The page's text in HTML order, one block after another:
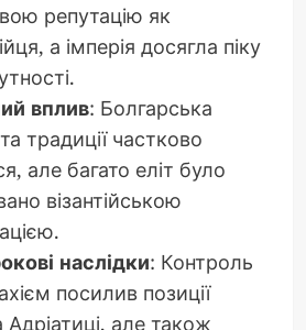
репутацію як
а імперія досягла піку
вплив: Болгарська
традиції частково
але багато еліт було
візантійською
наслідки: Контроль
посилив позиції
Адріатиці, але також